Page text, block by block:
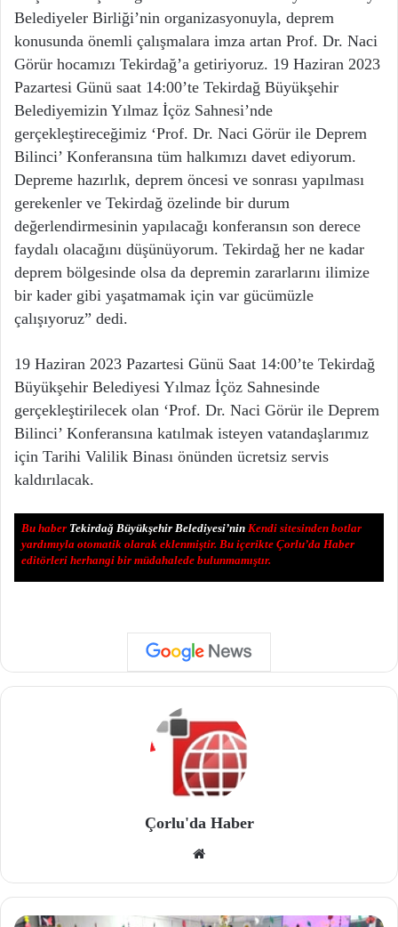
Belediyeler Birliği’nin organizasyonuyla, deprem
konusunda önemli çalışmalara imza artan Prof. Dr. Naci
Görür hocamızı Tekirdağ’a getiriyoruz. 19 Haziran 2023
Pazartesi Günü saat 14:00’te Tekirdağ Büyükşehir
Belediyemizin Yılmaz İçöz Sahnesi’nde
gerçekleştireceğimiz ‘Prof. Dr. Naci Görür ile Deprem
Bilinci’ Konferansına tüm halkımızı davet ediyorum.
Depreme hazırlık, deprem öncesi ve sonrası yapılması
gerekenler ve Tekirdağ özelinde bir durum
değerlendirmesinin yapılacağı konferansın son derece
faydalı olacağını düşünüyorum. Tekirdağ her ne kadar
deprem bölgesinde olsa da depremin zararlarını ilimize
bir kader gibi yaşatmamak için var gücümüzle
çalışıyoruz” dedi.
19 Haziran 2023 Pazartesi Günü Saat 14:00’te Tekirdağ
Büyükşehir Belediyesi Yılmaz İçöz Sahnesinde
gerçekleştirilecek olan ‘Prof. Dr. Naci Görür ile Deprem
Bilinci’ Konferansına katılmak isteyen vatandaşlarımız
için Tarihi Valilik Binası önünden ücretsiz servis
kaldırılacak.
Bu haber Tekirdağ Büyükşehir Belediyesi’nin Kendi sitesinden botlar
yardımıyla otomatik olarak eklenmiştir. Bu içerikte Çorlu’da Haber
editörleri herhangi bir müdahalede bulunmamıştır.
Çorlu'da Haber
site
si